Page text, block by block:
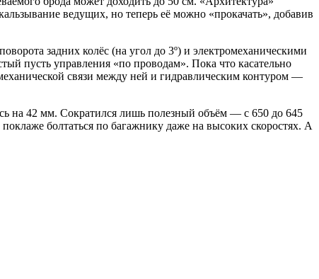
ведущих, но теперь её можно «прокачать», добавив
задних колёс (на угол до 3º) и электромеханическими
пусть управления «по проводам». Пока что касательно
связи между ней и гидравлическим контуром —
на 42 мм. Сократился лишь полезный объём — с 650 до 645
болтаться по багажнику даже на высоких скоростях. А